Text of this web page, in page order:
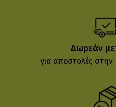
Δωρεάν
για αποστολές